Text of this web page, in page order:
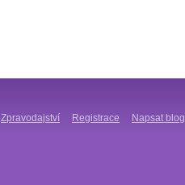
Zpravodajství Registrace Napsat blog